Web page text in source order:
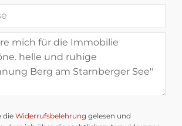
die Widerrufsbelehrung gelesen und